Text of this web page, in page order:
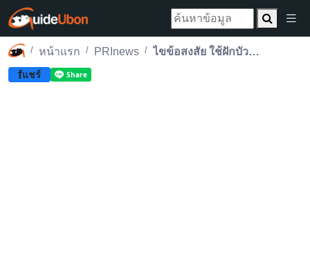
หน้าแรก PRInews ไขข้อสงสัย ใช้ฝักบัวหรือขันอาบน้ำดีกว่ากัน!?
fแชร์